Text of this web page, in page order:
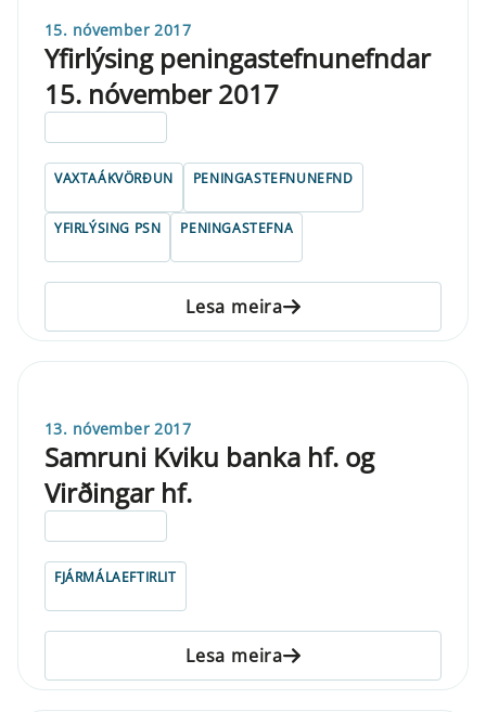
15. nóvember 2017
Yfirlýsing peningastefnunefndar
15. nóvember 2017
VAXTAÁKVÖRÐUN PENINGASTEFNUNEFND
YFIRLÝSING PSN PENINGASTEFNA
Lesa meira
13. nóvember 2017
Samruni Kviku banka hf. og
Virðingar hf.
FJÁRMÁLAEFTIRLIT
Lesa meira